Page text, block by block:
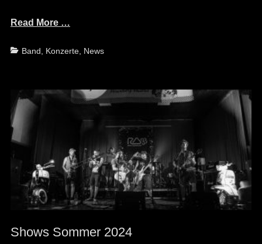
Read More …
Categories
Band Konzerte, News
Shows Sommer 2024